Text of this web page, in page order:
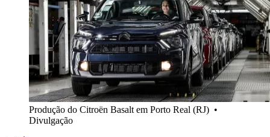
Produção do Citroën Basalt em Porto Real (RJ) •
Divulgação